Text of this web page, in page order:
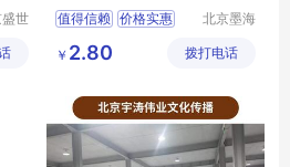
世
心
值得信赖 价格实惠
北京墨海
有限公司
￥ 2.80 拨打电话